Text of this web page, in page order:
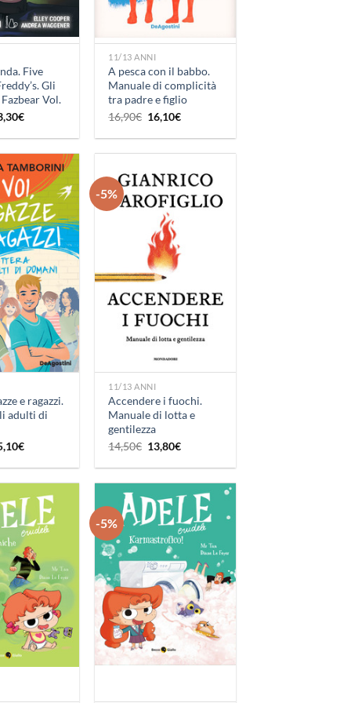
Five
Gli
Vol.
€Il
attuale
11/13 ANNI
A pesca con il babbo.
Manuale di complicità
tra padre e figlio
16,90€ Il
prezzo
originale
16,10€Il
attuale
Aggiungi
alla lista
dei
e ragazzi.
adulti di
€Il
attuale
-5%
11/13 ANNI
Accendere i fuochi.
Manuale di lotta e
gentilezza
14,50€ Il
prezzo
originale
13,80€Il
attuale
Aggiungi
alla lista
dei
desideri
-5%
Aggiungi
alla lista
dei
desideri